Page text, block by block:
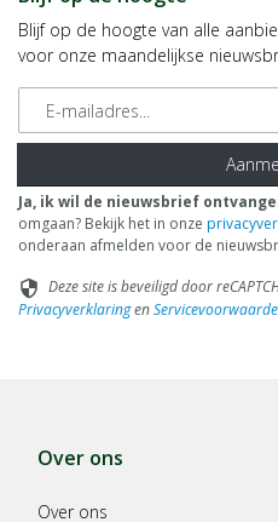
Blijf op de hoogte van alle
voor onze maandelijkse
E-mailadres
Ja, ik wil de nieuwsbrief
omgaan? Bekijk het in onze
onderaan afmelden voor de
security Deze site is beveiligd door
Privacyverklaringen
Over ons
Over ons